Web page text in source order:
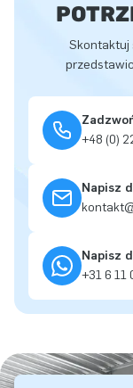
Skontaktuj
+48 (0)
Napisz
Napisz
+31 6 11